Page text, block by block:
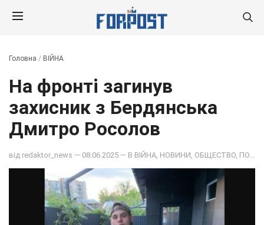
Головна / ВІЙНА
На фронті загинув
захисник з Бердянська
Дмитро Росолов
від redaktor_news — 08.06.2025 — В ВІЙНА НОВИНИ ОБЩЕСТВО ПОДІЇ